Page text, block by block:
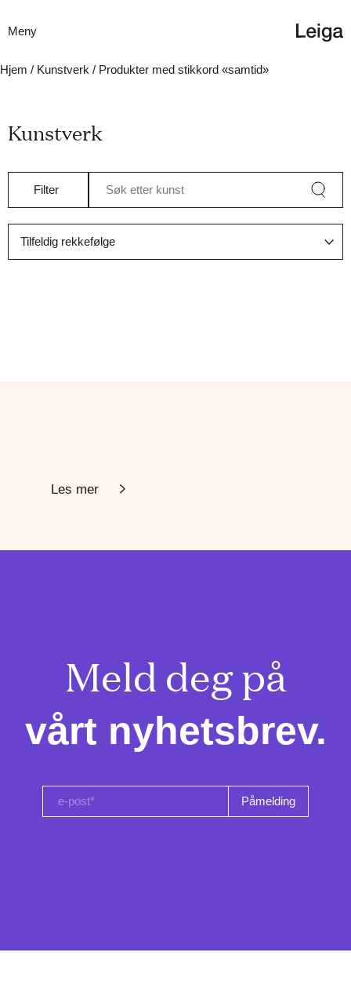
Meny
Hjem / Kunstverk / Produkter med stikkord «samtid»
Kunstverk
Filter Søk etter kunst
Les mer
Meld deg på
vårt nyhetsbrev.
e-post*